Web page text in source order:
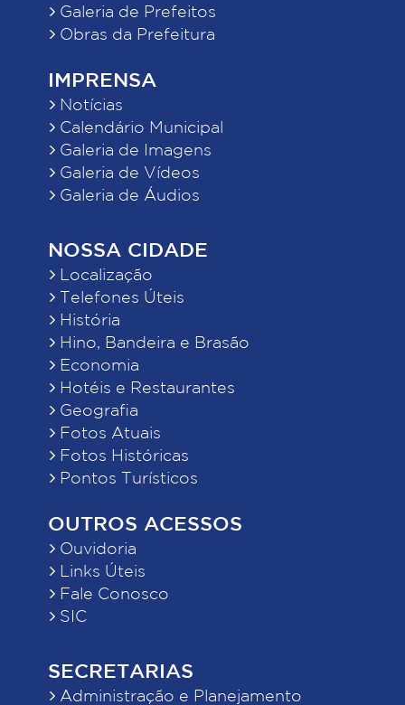
Galeria de Prefeitos
Obras da Prefeitura
IMPRENSA
Notícias
Calendário Municipal
Galeria de Imagens
Galeria de Vídeos
Galeria de Áudios
NOSSA CIDADE
Localização
Telefones Úteis
História
Hino, Bandeira e Brasão
Economia
Hotéis e Restaurantes
Geografia
Fotos Atuais
Fotos Históricas
Pontos Turísticos
OUTROS ACESSOS
Ouvidoria
Links Úteis
Fale Conosco
SIC
SECRETARIAS
Administração e Planejamento